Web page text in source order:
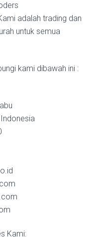
adalah trading dan
untuk semua
kami dibawah ini :
Kami: